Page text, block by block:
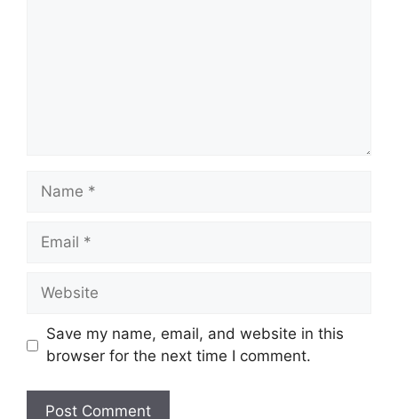
Name
Email
Website
Save my name, email, and website in this
browser for the next time I comment.